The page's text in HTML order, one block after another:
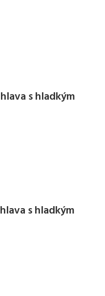
s hladkým
s hladkým